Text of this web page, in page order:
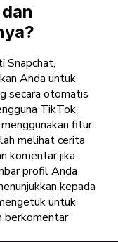
Snapchat,
Anda untuk
secara otomatis
TikTok
fitur
melihat cerita
komentar jika
profil Anda
kepada
untuk
berkomentar